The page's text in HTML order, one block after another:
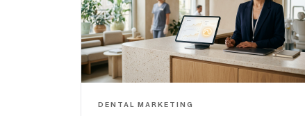
DENTAL MARKETING